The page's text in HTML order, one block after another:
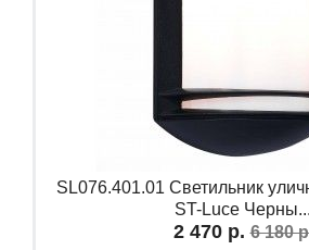
SL076.401.01 Светильник
ST-Luce Черны...
2 470 р. 6 180